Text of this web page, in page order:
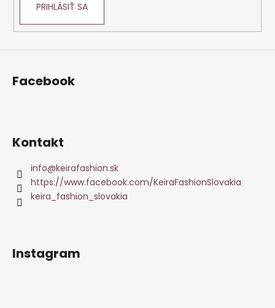
PRIHLÁSIŤ SA
Facebook
Kontakt
info@keirafashion.sk
https://www.facebook.com/KeiraFashionSlovakia
keira_fashion_slovakia
Instagram